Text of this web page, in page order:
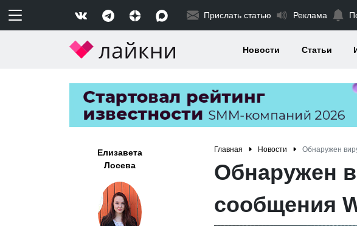
Прислать статью Реклама
Новости Статьи
Елизавета
Лосева
Главная Новости Обнаружен
Обнаружен
сообщения